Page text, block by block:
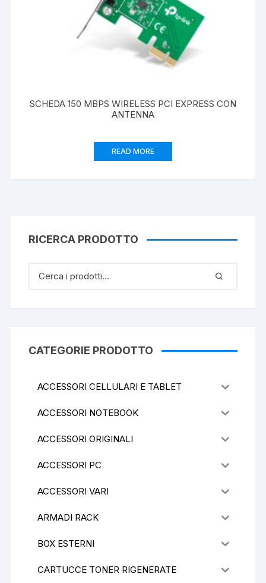
SCHEDA 150 MBPS WIRELESS PCI EXPRESS CON
ANTENNA
READ MORE
RICERCA PRODOTTO
CATEGORIE PRODOTTO
ACCESSORI CELLULARI E TABLET
ACCESSORI NOTEBOOK
ACCESSORI ORIGINALI
ACCESSORI PC
ACCESSORI VARI
ARMADI RACK
BOX ESTERNI
CARTUCCE TONER RIGENERATE